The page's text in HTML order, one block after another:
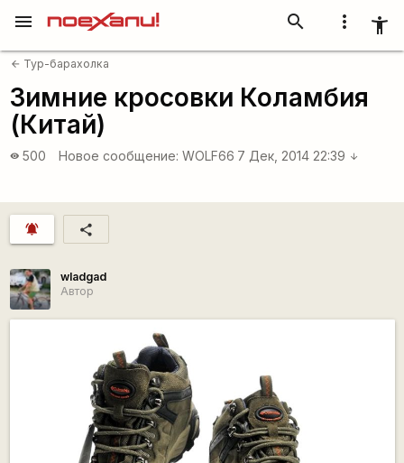
more_vert accessibility_new
search
menu
arrow_back Тур-барахолка
Зимние кросовки Коламбия
(Китай)
visibility 500 Новое сообщение: WOLF66 7 Дек, 2014 22:39 arrow_downward
notifications_active share
wladgad
Автор